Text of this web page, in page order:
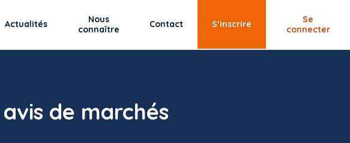
Actualités
Nous
connaître
Contact S’inscrire
Se
connecter
avis de marchés